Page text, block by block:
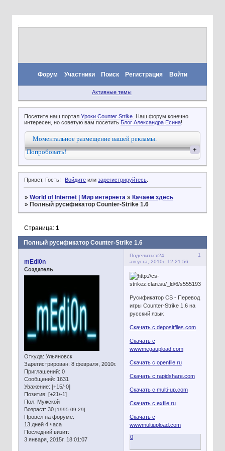
Форум Участники Поиск Регистрация Войти
Активные темы
Посетите наш портал Уроки Counter Strike. Наш форум конечно
интересен, но советую вам посетить Блог Александра Есина!
Моментальное размещение вашей рекламы.
Попробовать!
+
Привет, Гость! Войдите илизарегистрируйтесь.
» World of Internet | Мир интернета » Качаем здесь
» Полный русификатор Counter-Strike 1.6
Полный русификатор Counter-Strike 1.6
Страница: 1
Поделиться 1
24
августа, 2010г. 12:21:56
mEdi0n
Создатель
Откуда: Ульяновск
Зарегистрирован: 8 февраля, 2010г.
Приглашений: 0
Сообщений: 1631
Уважение: [+15/-0]
Позитив: [+21/-1]
Пол: Мужской
Возраст: 30 [1995-09-29]
Провел на форуме:
13 дней 4 часа
Последний визит:
3 января, 2015г. 18:01:07
Русификатор CS - Перевод
игры Counter-Strike 1.6 на
русский язык
Скачать с depositfiles.com
Скачать с
wwwmegaupload.com
Скачать с openfile.ru
Скачать с rapidshare.com
Скачать с multi-up.com
Скачать с exfile.ru
Скачать с
wwwmultiupload.com
0